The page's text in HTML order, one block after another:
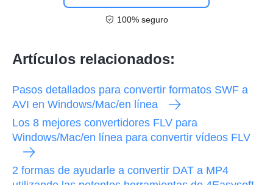
100% seguro
Artículos relacionados:
Pasos detallados para convertir formatos SWF a
AVI en Windows/Mac/en línea
Los 8 mejores convertidores FLV para
Windows/Mac/en línea para convertir vídeos FLV
2 formas de ayudarle a convertir DAT a MP4